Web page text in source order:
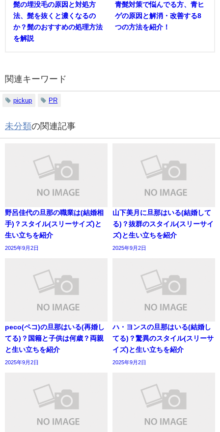
髭の埋没毛の原因と対処方
法、髭を抜くと濃くなるの
か？髭のおすすめの処理方法
を解説
青髭対策で悩んでる方、青ヒ
ゲの原因と解消・改善する8
つの方法を紹介！
関連キーワード
pickup PR
未分類の関連記事
野呂佳代の旦那の職業は(結婚相
手)？スタイル(スリーサイズ)と
生い立ちを紹介
2025年9月2日
山下美月に旦那はいる(結婚して
る)？抜群のスタイル(スリーサイ
ズ)と生い立ちを紹介
2025年9月2日
peco(ペコ)の旦那はいる(再婚し
てる)？国籍と子供は何歳？両親
と生い立ちを紹介
2025年9月2日
ハ・ヨンスの旦那はいる(結婚し
てる)？驚異のスタイル(スリーサ
イズ)と生い立ちを紹介
2025年9月2日